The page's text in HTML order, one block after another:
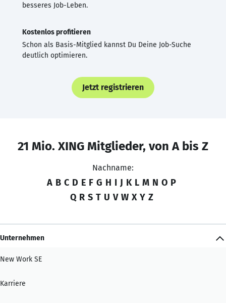
besseres Job-Leben.
Kostenlos profitieren
Schon als Basis-Mitglied kannst Du Deine Job-Suche
deutlich optimieren.
Jetzt registrieren
21 Mio. XING Mitglieder, von A bis Z
Nachname:
A B C D E F G H I J K L M N O P
Q R S T U V W X Y Z
Unternehmen
New Work SE
Karriere